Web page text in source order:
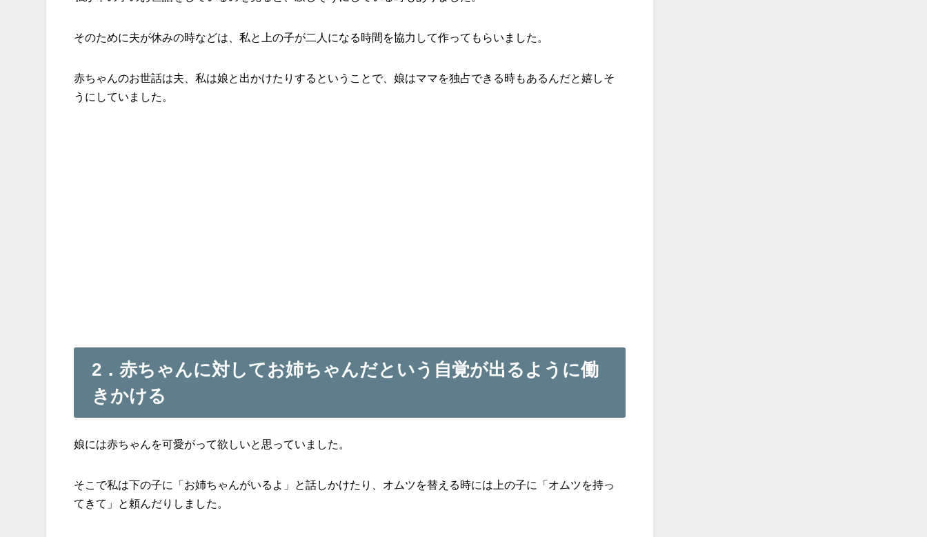
そのために夫が休みの時などは、私と上の子が二人になる時間を協力して作ってもらいました。
赤ちゃんのお世話は夫、私は娘と出かけたりするということで、娘はママを独占できる時もあるんだと嬉しそ
うにしていました。
2．赤ちゃんに対してお姉ちゃんだという自覚が出るように働
きかける
娘には赤ちゃんを可愛がって欲しいと思っていました。
そこで私は下の子に「お姉ちゃんがいるよ」と話しかけたり、オムツを替える時には上の子に「オムツを持っ
てきて」と頼んだりしました。